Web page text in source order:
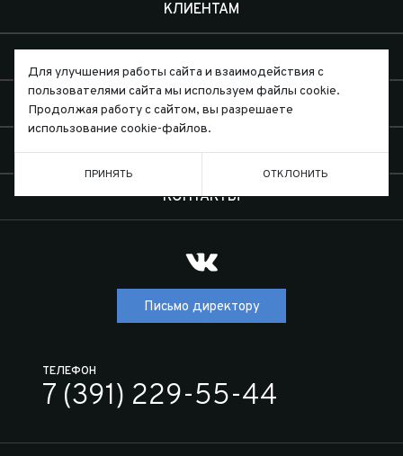
КЛИЕНТАМ
ДИЛЕРЫ
О КОМПАНИИ
КОНТАКТЫ
Письмо директору
ТЕЛЕФОН
7 (391) 229-55-44
Для улучшения работы сайта и взаимодействия с
пользователями сайта мы используем файлы cookie.
Продолжая работу с сайтом, вы разрешаете
использование cookie-файлов.
ПРИНЯТЬ ОТКЛОНИТЬ